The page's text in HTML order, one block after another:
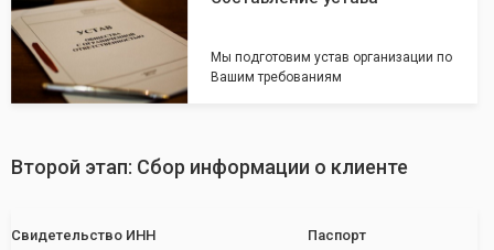
Мы подготовим устав организации по
Вашим требованиям
Второй этап: Сбор информации о клиенте
Свидетельство ИНН Паспорт